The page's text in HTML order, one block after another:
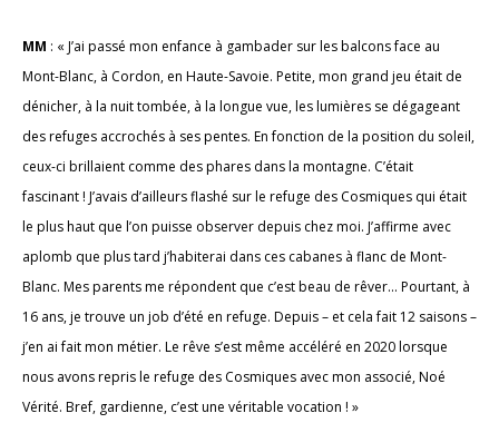
MM : « J’ai passé mon enfance à gambader sur les balcons face au
Mont-Blanc, à Cordon, en Haute-Savoie. Petite, mon grand jeu était de
dénicher, à la nuit tombée, à la longue vue, les lumières se dégageant
des refuges accrochés à ses pentes. En fonction de la position du soleil,
ceux-ci brillaient comme des phares dans la montagne. C’était
fascinant ! J’avais d’ailleurs flashé sur le refuge des Cosmiques qui était
le plus haut que l’on puisse observer depuis chez moi. J’affirme avec
aplomb que plus tard j’habiterai dans ces cabanes à flanc de Mont-
Blanc. Mes parents me répondent que c’est beau de rêver... Pourtant, à
16 ans, je trouve un job d’été en refuge. Depuis – et cela fait 12 saisons –
j’en ai fait mon métier. Le rêve s’est même accéléré en 2020 lorsque
nous avons repris le refuge des Cosmiques avec mon associé, Noé
Vérité. Bref, gardienne, c’est une véritable vocation ! »